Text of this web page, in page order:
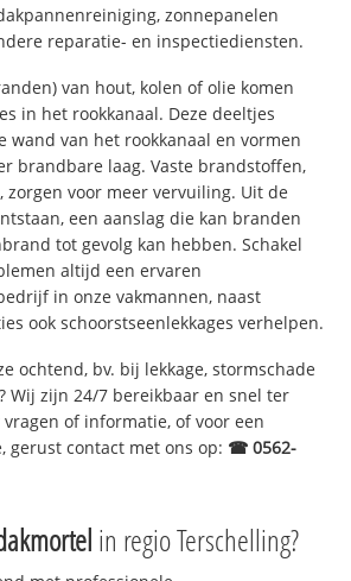
zonnepanelen
reparatie- en inspectiediensten.
van hout, kolen of olie komen
in het rookkanaal. Deze deeltjes
wand van het rookkanaal en vormen
brandbare laag. Vaste brandstoffen,
zorgen voor meer vervuiling. Uit de
een aanslag die kan branden
tot gevolg kan hebben. Schakel
altijd een ervaren
in onze vakmannen, naast
ook schoorstseenlekkages verhelpen.
ochtend, bv. bij lekkage, stormschade
? Wij zijn 24/7 bereikbaar en snel ter
of informatie, of voor een
gerust contact met ons op: ☎ 0562-
in regio Terschelling?